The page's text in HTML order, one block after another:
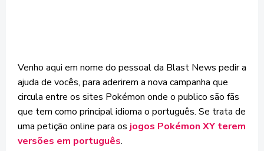
Venho aqui em nome do pessoal da Blast News pedir a
ajuda de vocês, para aderirem a nova campanha que
circula entre os sites Pokémon onde o publico são fãs
que tem como principal idioma o português. Se trata de
uma petição online para os jogos Pokémon XY terem
versões em português.